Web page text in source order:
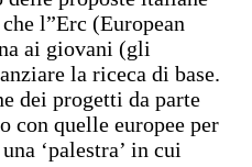
l”Erc (European
ai giovani (gli
la riceca di base.
dei progetti da parte
con quelle europee per
‘palestra’ in cui